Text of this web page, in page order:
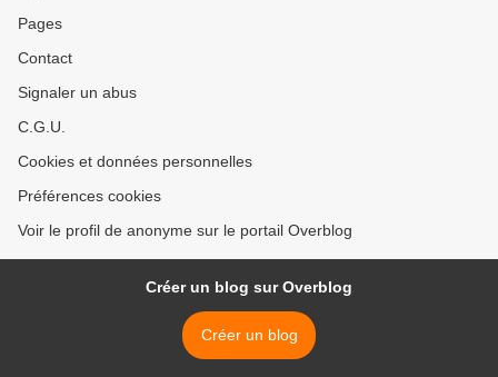
Pages
Contact
Signaler un abus
C.G.U.
Cookies et données personnelles
Préférences cookies
Voir le profil de anonyme sur le portail Overblog
Créer un blog sur Overblog
Créer un blog